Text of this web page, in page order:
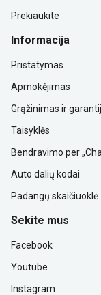
Prekiaukite
Informacija
Pristatymas
Apmokėjimas
Grąžinimas ir
Taisyklės
Bendravimo per
Auto dalių kodai
Padangų skaičiuoklė
Sekite mus
Facebook
Youtube
Instagram